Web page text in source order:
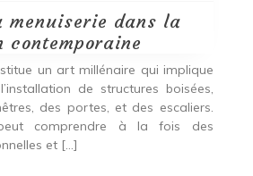
menuiserie dans la
contemporaine
un art millénaire qui implique
de structures boisées,
des portes, et des escaliers.
comprendre à la fois des
et […]